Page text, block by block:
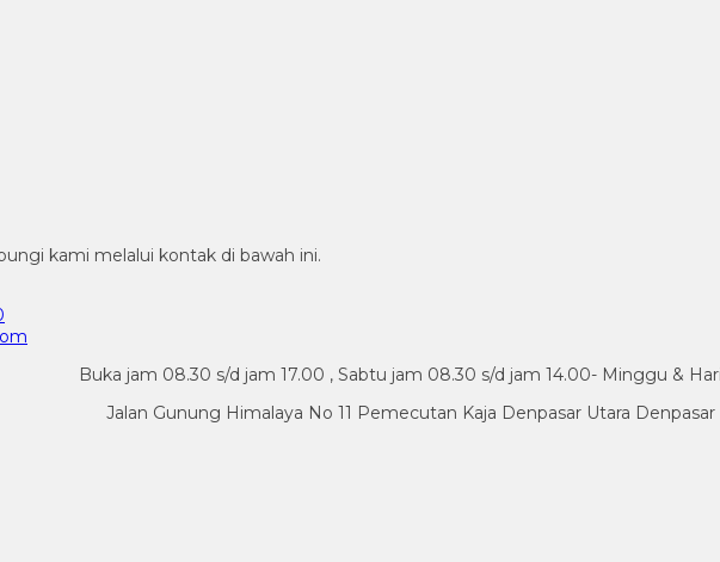
kami melalui kontak di bawah ini.
Buka jam 08.30 s/d jam 17.00 , Sabtu jam 08.30 s/d jam 14.00- Minggu &
Jalan Gunung Himalaya No 11 Pemecutan Kaja Denpasar Utara Denpasar